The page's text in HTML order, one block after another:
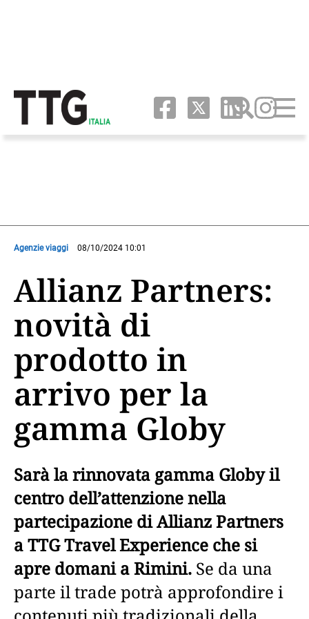
Agenzie viaggi 08/10/2024 10:01
Allianz Partners:
novità di
prodotto in
arrivo per la
gamma Globy
Sarà la rinnovata gamma Globy il
centro dell’attenzione nella
partecipazione di Allianz Partners
a TTG Travel Experience che si
apre domani a Rimini. Se da una
parte il trade potrà approfondire i